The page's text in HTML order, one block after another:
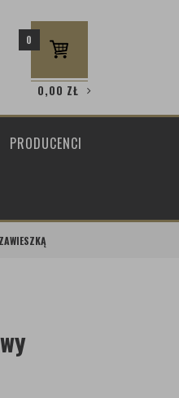
0
0,00 ZŁ
PRODUCENCI